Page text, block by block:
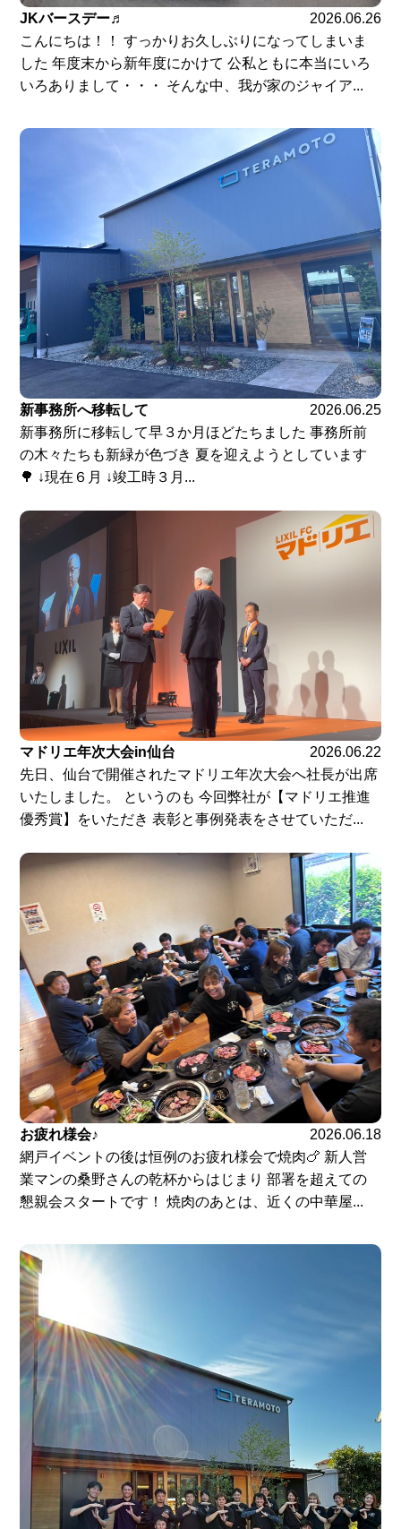
JKバースデー♬
2026.06.26
こんにちは！！ すっかりお久しぶりになってしまいま
した 年度末から新年度にかけて 公私ともに本当にいろ
いろありまして・・・ そんな中、我が家のジャイア...
新事務所へ移転して
2026.06.25
新事務所に移転して早３か月ほどたちました 事務所前
の木々たちも新緑が色づき 夏を迎えようとしています
🌳 ↓現在６月 ↓竣工時３月...
マドリエ年次大会in仙台
2026.06.22
先日、仙台で開催されたマドリエ年次大会へ社長が出席
いたしました。 というのも 今回弊社が【マドリエ推進
優秀賞】をいただき 表彰と事例発表をさせていただ...
お疲れ様会♪
2026.06.18
網戸イベントの後は恒例のお疲れ様会で焼肉🍗 新人営
業マンの桑野さんの乾杯からはじまり 部署を超えての
懇親会スタートです！ 焼肉のあとは、近くの中華屋...